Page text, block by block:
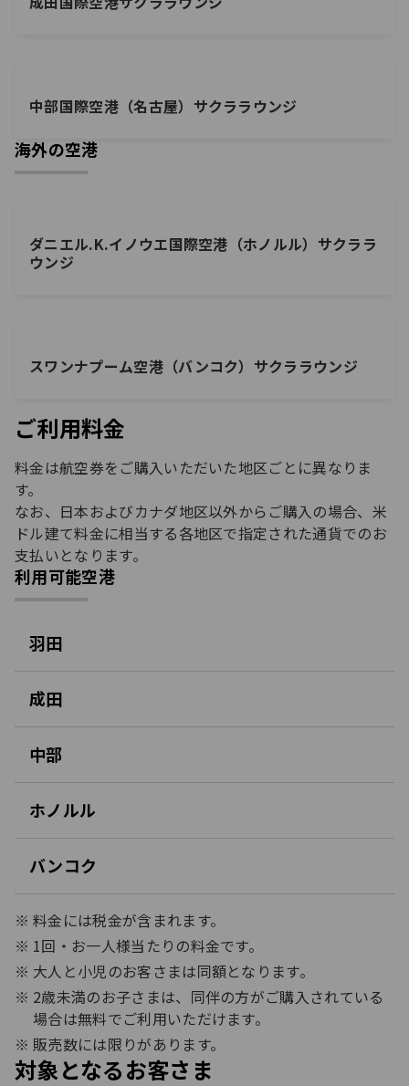
中部国際空港（名古屋）サクララウンジ
海外の空港
ダニエル.K.イノウエ国際空港（ホノルル）サクララ
ウンジ
スワンナプーム空港（バンコク）サクララウンジ
ご利用料金
料金は航空券をご購入いただいた地区ごとに異なりま
す。
なお、日本およびカナダ地区以外からご購入の場合、米
ドル建て料金に相当する各地区で指定された通貨でのお
支払いとなります。
利用可能空港
羽田
く
成田
く
中部
く
ホノルル
く
バンコク
く
料金には税金が含まれます。
1回・お一人様当たりの料金です。
大人と小児のお客さまは同額となります。​
2歳未満のお子さまは、同伴の方がご購入されている
場合は無料でご利用いただけます。
販売数には限りがあります。
対象となるお客さま